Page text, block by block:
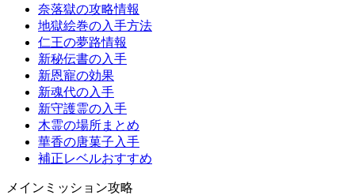
奈落獄の攻略情報
地獄絵巻の入手方法
仁王の夢路情報
新秘伝書の入手
新恩寵の効果
新魂代の入手
新守護霊の入手
木霊の場所まとめ
華香の唐菓子入手
補正レベルおすすめ
メインミッション攻略